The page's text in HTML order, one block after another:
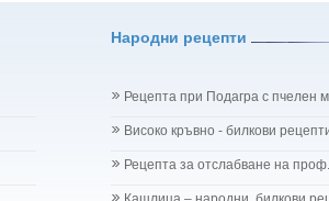
Народни рецепти
Рецепта при Подагра с пчелен
Високо кръвно - билкови
Рецепта за отслабване на